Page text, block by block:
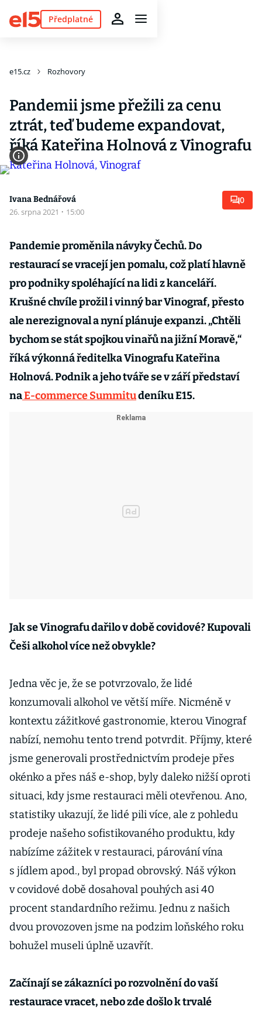
Předplatné
e15.cz Rozhovory
Pandemii jsme přežili za cenu
ztrát, teď budeme expandovat,
říká Kateřina Holnová z Vinografu
Ivana Bednářová
26. srpna 2021 · 15:00
0
Pandemie proměnila návyky Čechů. Do
restaurací se vracejí jen pomalu, což platí hlavně
pro podniky spoléhající na lidi z kanceláří.
Krušné chvíle prožil i vinný bar Vinograf, přesto
ale nerezignoval a nyní plánuje expanzi. „Chtěli
bychom se stát spojkou vinařů na jižní Moravě,“
říká výkonná ředitelka Vinografu Kateřina
Holnová. Podnik a jeho tváře se v září představí
naE-commerce Summitudeníku E15.
Jak se Vinografu dařilo v době covidové? Kupovali
Češi alkohol více než obvykle?
Jedna věc je, že se potvrzovalo, že lidé
konzumovali alkohol ve větší míře. Nicméně v
kontextu zážitkové gastronomie, kterou Vinograf
nabízí, nemohu tento trend potvrdit. Příjmy, které
jsme generovali prostřednictvím prodeje přes
okénko a přes náš e-shop, byly daleko nižší oproti
situaci, kdy jsme restauraci měli otevřenou. Ano,
statistiky ukazují, že lidé pili více, ale z pohledu
prodeje našeho sofistikovaného produktu, kdy
nabízíme zážitek v restauraci, párování vína
s jídlem apod., byl propad obrovský. Náš výkon
v covidové době dosahoval pouhých asi 40
procent standardního režimu. Jednu z našich
dvou provozoven jsme na podzim loňského roku
bohužel museli úplně uzavřít.
Začínají se zákazníci po rozvolnění do vaší
restaurace vracet, nebo zde došlo k trvalé